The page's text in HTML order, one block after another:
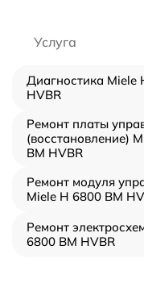
Услуга
Диагностика Miele
HVBR
Ремонт платы
(восстановление)
BM HVBR
Ремонт модуля
Miele H 6800 BM
Ремонт
6800 BM HVBR